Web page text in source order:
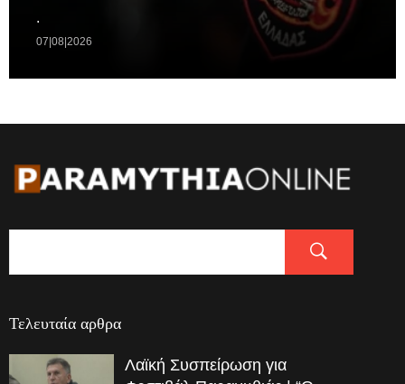
.
07|08|2026
Τελευταία αρθρα
Λαϊκή Συσπείρωση για